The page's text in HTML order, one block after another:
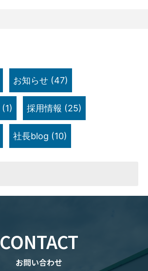
お知らせ (47)
(1) 採用情報 (25)
社長blog (10)
CONTACT
お問い合わせ